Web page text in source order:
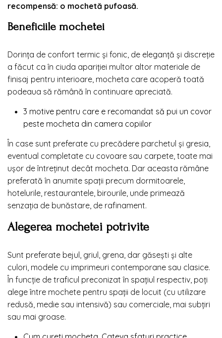
recompensă: o mochetă pufoasă.
Beneficiile mochetei
Dorința de confort termic și fonic, de eleganță și discreție
a făcut ca în ciuda apariției multor altor materiale de
finisaj pentru interioare, mocheta care acoperă toată
podeaua să rămână în continuare apreciată.
3 motive pentru care e recomandat să pui un covor
peste mocheta din camera copiilor
În case sunt preferate cu precădere parchetul și gresia,
eventual completate cu covoare sau carpete, toate mai
ușor de întreținut decât mocheta. Dar aceasta rămâne
preferată în anumite spații precum dormitoarele,
hotelurile, restaurantele, birourile, unde primează
senzația de bunăstare, de rafinament.
Alegerea mochetei potrivite
Sunt preferate bejul, griul, grena, dar găsești și alte
culori, modele cu imprimeuri contemporane sau clasice.
În funcție de traficul preconizat în spațiul respectiv, poți
alege între mochete pentru spații de locuit (cu utilizare
redusă, medie sau intensivă) sau comerciale, mai subțiri
sau mai groase.